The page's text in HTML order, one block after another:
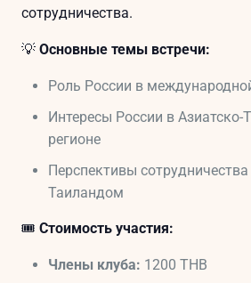
сотрудничества.
💡Основные темы встречи:
Роль России в
Интересы России в Азиатско-
регионе
Перспективы
Таиландом
🎟Стоимость участия:
Члены клуба: 1200 THB